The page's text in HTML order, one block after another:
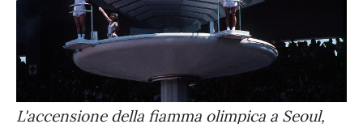
L'accensione della fiamma olimpica a Seoul,